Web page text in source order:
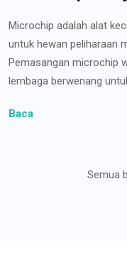
Microchip adalah alat
untuk hewan peliharaan
Pemasangan microchip
lembaga berwenang
Baca
Semua